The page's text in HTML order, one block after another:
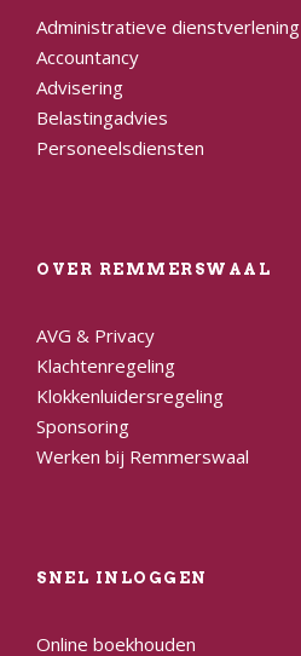
Administratieve dienstverlening
Accountancy
Advisering
Belastingadvies
Personeelsdiensten
OVER REMMERSWAAL
AVG & Privacy
Klachtenregeling
Klokkenluidersregeling
Sponsoring
Werken bij Remmerswaal
SNEL INLOGGEN
Online boekhouden